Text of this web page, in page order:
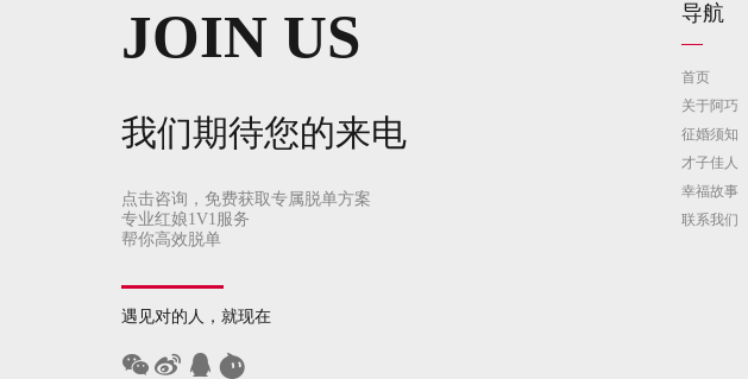
JOIN US
我们期待您的来电
点击咨询，免费获取专属脱单方案
专业红娘1V1服务
帮你高效脱单
遇见对的人，就现在
导航
首页
关于阿巧
征婚须知
才子佳人
幸福故事
联系我们